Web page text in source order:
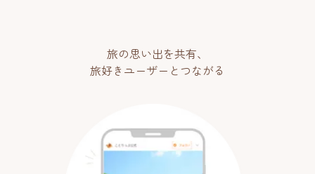
旅の思い出を共有、
旅好きユーザーとつながる